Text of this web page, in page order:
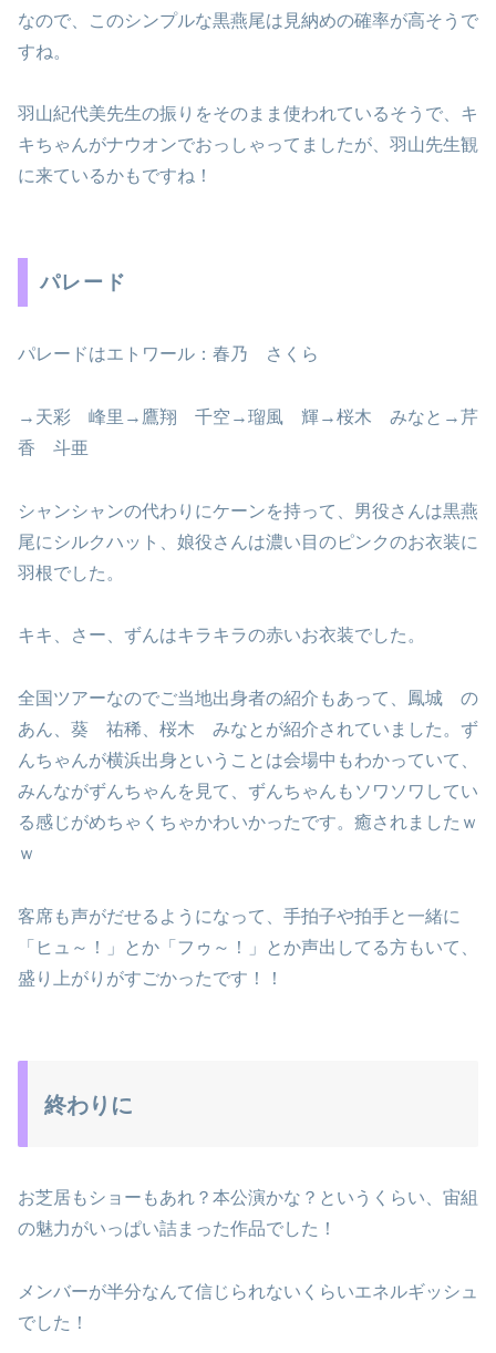
なので、このシンプルな黒燕尾は見納めの確率が高そうで
すね。
羽山紀代美先生の振りをそのまま使われているそうで、キ
キちゃんがナウオンでおっしゃってましたが、羽山先生観
に来ているかもですね！
パレード
パレードはエトワール：春乃 さくら
→天彩 峰里→鷹翔 千空→瑠風 輝→桜木 みなと→芹
香 斗亜
シャンシャンの代わりにケーンを持って、男役さんは黒燕
尾にシルクハット、娘役さんは濃い目のピンクのお衣装に
羽根でした。
キキ、さー、ずんはキラキラの赤いお衣装でした。
全国ツアーなのでご当地出身者の紹介もあって、鳳城 の
あん、葵 祐稀、桜木 みなとが紹介されていました。ず
んちゃんが横浜出身ということは会場中もわかっていて、
みんながずんちゃんを見て、ずんちゃんもソワソワしてい
る感じがめちゃくちゃかわいかったです。癒されましたｗ
ｗ
客席も声がだせるようになって、手拍子や拍手と一緒に
「ヒュ～！」とか「フゥ～！」とか声出してる方もいて、
盛り上がりがすごかったです！！
終わりに
お芝居もショーもあれ？本公演かな？というくらい、宙組
の魅力がいっぱい詰まった作品でした！
メンバーが半分なんて信じられないくらいエネルギッシュ
でした！